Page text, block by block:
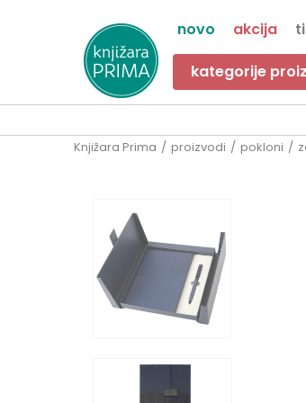
novo akcija
kategorije
Knjižara Prima proizvodi pokloni